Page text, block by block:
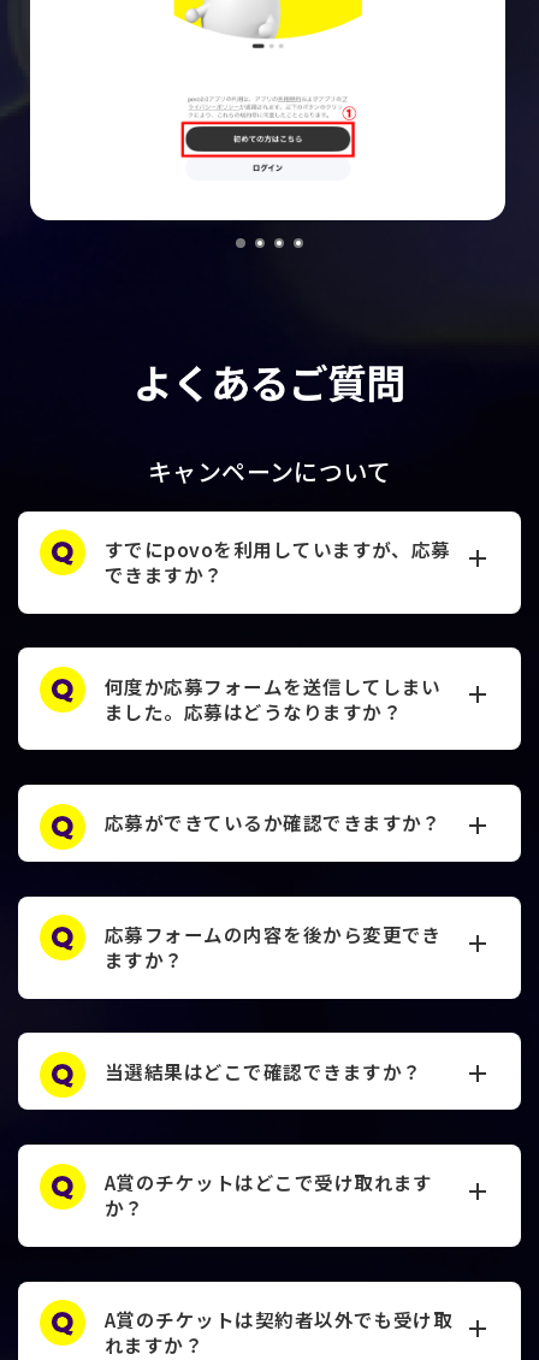
キャンペーンについて
すでにpovoを利用していますが、応募
できますか？
何度か応募フォームを送信してしまい
ました。応募はどうなりますか？
応募ができているか確認できますか？
応募フォームの内容を後から変更でき
ますか？
当選結果はどこで確認できますか？
A賞のチケットはどこで受け取れます
か？
A賞のチケットは契約者以外でも受け取
れますか？